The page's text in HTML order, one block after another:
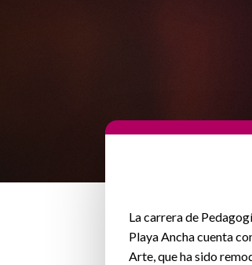
La carrera de
Playa Ancha cuenta
Arte, que ha sido